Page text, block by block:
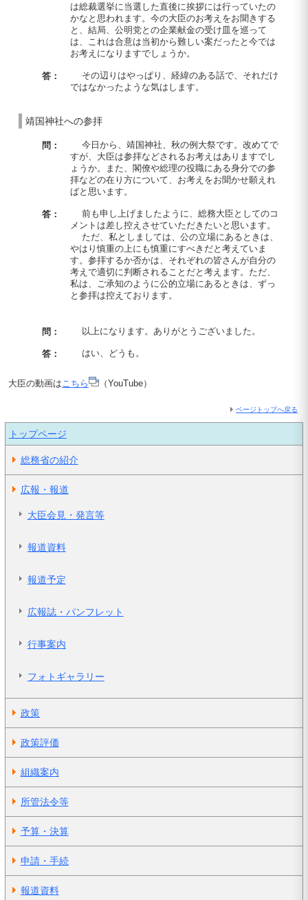
は総裁選挙に当選した直後に挨拶には行っていたの
かなと思われます。今の大臣のお考えをお聞きする
と、結局、公明党との企業献金の受け皿を巡って
は、これは合意は当初から難しい案だったと今では
お考えになりますでしょうか。
答：
その辺りはやっぱり、経緯のある話で、それだけ
ではなかったような気はします。
靖国神社への参拝
問：
今日から、靖国神社、秋の例大祭です。改めてで
すが、大臣は参拝などされるお考えはありますでし
ょうか。また、閣僚や総理の役職にある身分での参
拝などの在り方について、お考えをお聞かせ願えれ
ばと思います。
答：
前も申し上げましたように、総務大臣としてのコ
メントは差し控えさせていただきたいと思います。
ただ、私としましては、公の立場にあるときは、
やはり慎重の上にも慎重にすべきだと考えていま
す。参拝するか否かは、それぞれの皆さんが自分の
考えで適切に判断されることだと考えます。ただ、
私は、ご承知のように公的立場にあるときは、ずっ
と参拝は控えております。
問： 以上になります。ありがとうございました。
答： はい、どうも。
大臣の動画はこちら （YouTube）
ページトップへ戻る
トップページ
総務省の紹介
広報・報道
大臣会見・発言等
報道資料
報道予定
広報誌・パンフレット
行事案内
フォトギャラリー
政策
政策評価
組織案内
所管法令等
予算・決算
申請・手続
報道資料